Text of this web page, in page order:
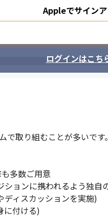
Appleでサイン
ログインはこち
取り組むことが多いです。
多数ご用意
ションに携われるよう独自
ディスカッションを実施)
に付ける)